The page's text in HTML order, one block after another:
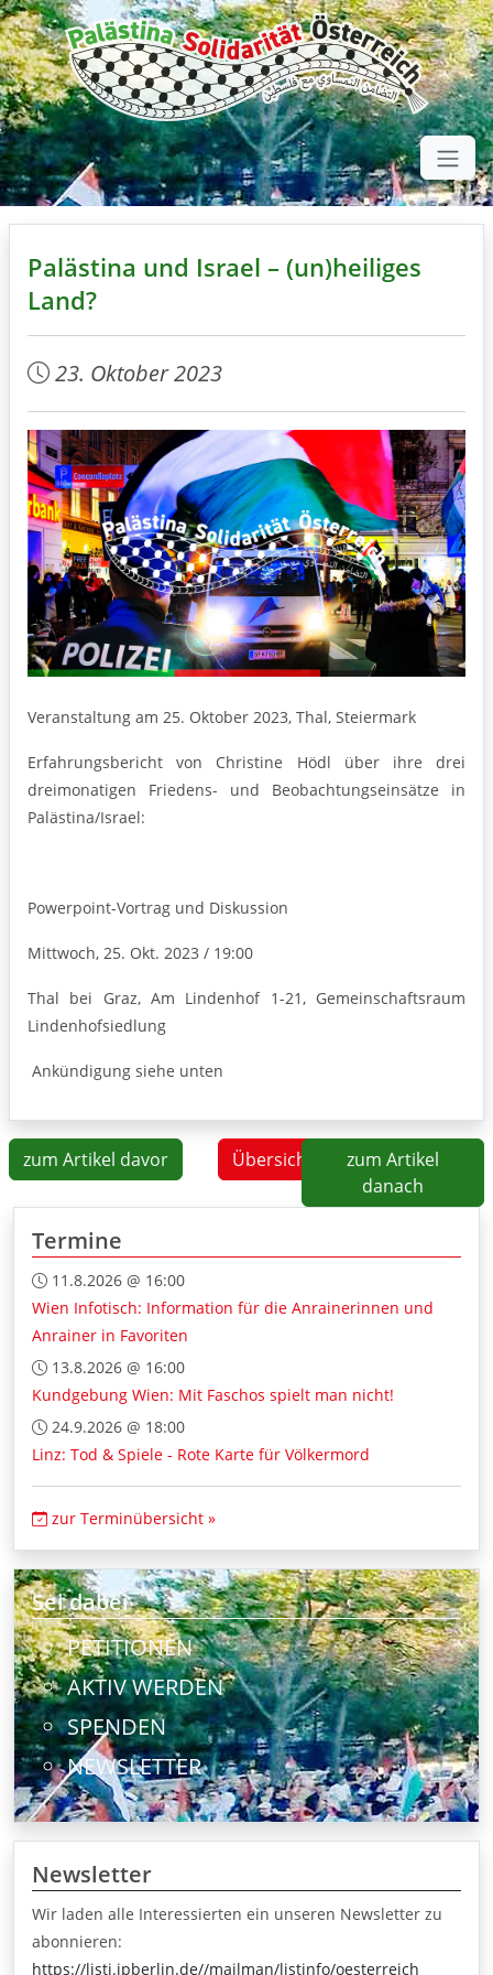
Palästina und Israel – (un)heiliges
Land?
23. Oktober 2023
Veranstaltung am 25. Oktober 2023, Thal, Steiermark
Erfahrungsbericht von Christine Hödl über ihre drei
dreimonatigen Friedens- und Beobachtungseinsätze in
Palästina/Israel:
Powerpoint-Vortrag und Diskussion
Mittwoch, 25. Okt. 2023 / 19:00
Thal bei Graz, Am Lindenhof 1-21, Gemeinschaftsraum
Lindenhofsiedlung
Ankündigung siehe unten
zum Artikel davor Übersicht
zum Artikel
danach
Termine
11.8.2026 @ 16:00
Wien Infotisch: Information für die Anrainerinnen und
Anrainer in Favoriten
13.8.2026 @ 16:00
Kundgebung Wien: Mit Faschos spielt man nicht!
24.9.2026 @ 18:00
Linz: Tod & Spiele - Rote Karte für Völkermord
zur Terminübersicht »
Sei dabei
PETITIONEN
AKTIV WERDEN
SPENDEN
NEWSLETTER
Newsletter
Wir laden alle Interessierten ein unseren Newsletter zu
abonnieren:
https://listi.jpberlin.de//mailman/listinfo/oesterreich